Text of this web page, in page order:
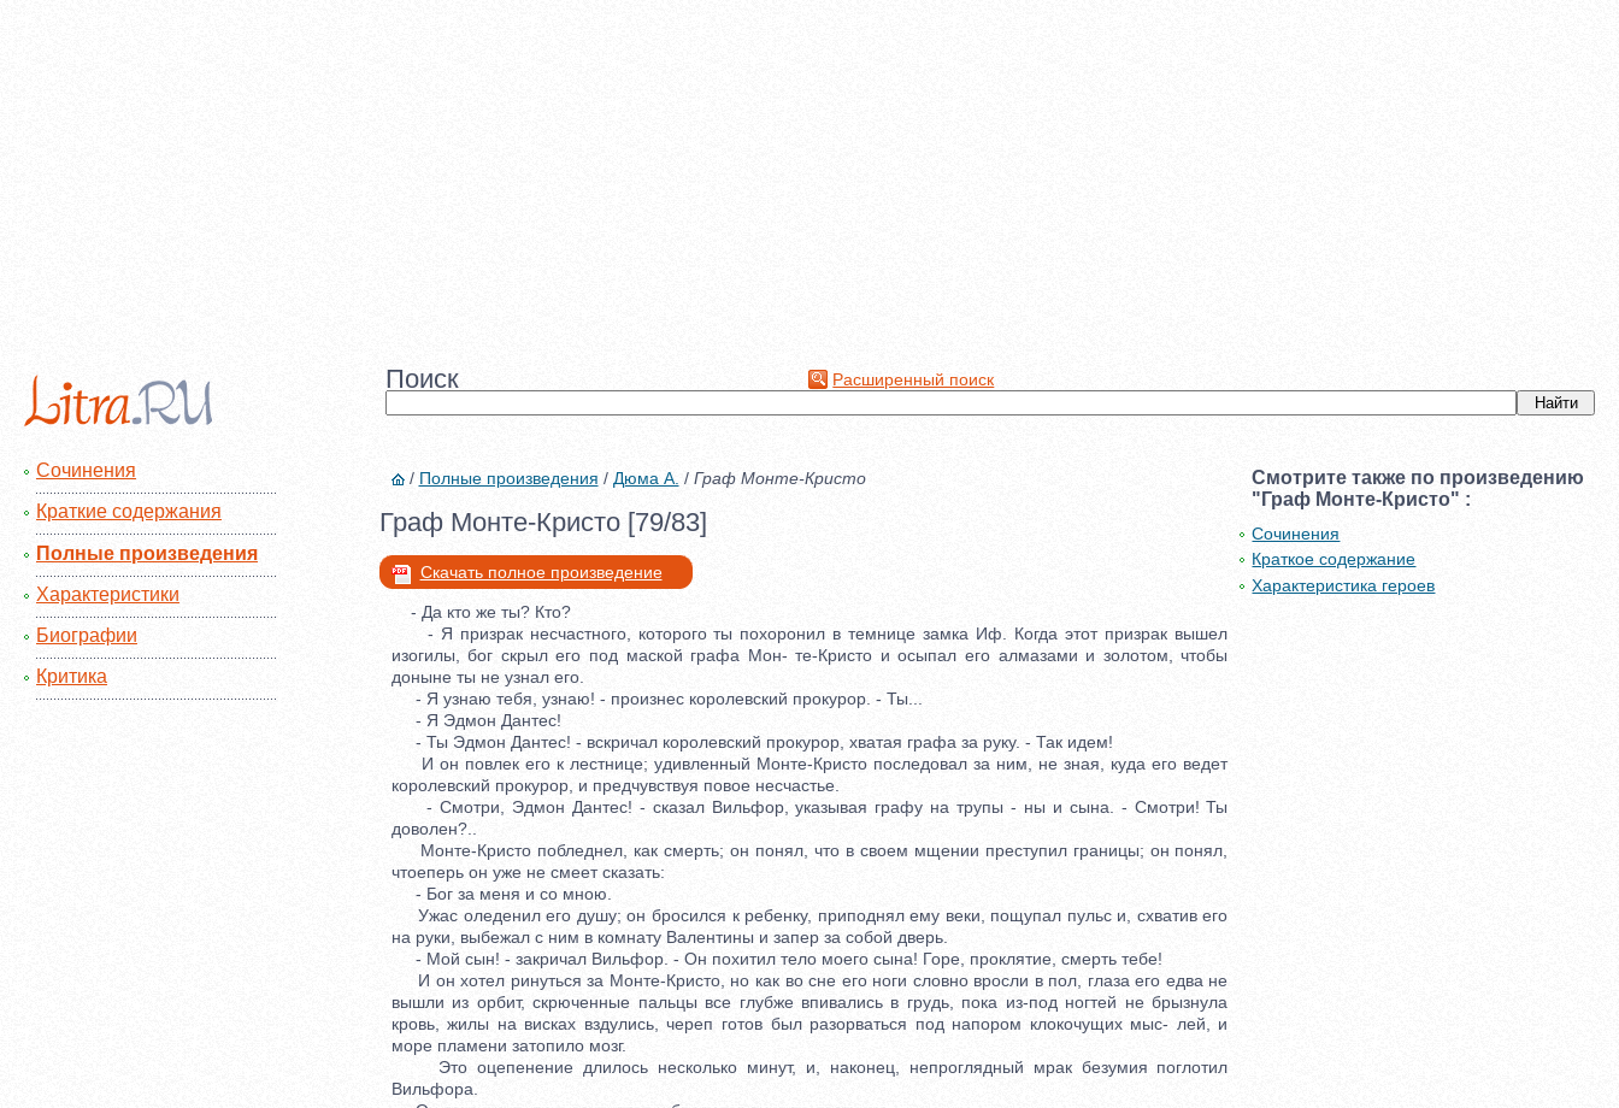
Поиск Расширенный поиск
Сочинения
Краткие содержания
Полные произведения
Характеристики
Биографии
Критика
/ Полные произведения / Дюма А. / Граф Монте-Кристо
Граф Монте-Кристо [79/83]
Скачать полное произведение
- Да кто же ты? Кто?
- Я призрак несчастного, которого ты похоронил в темнице замка Иф. Когда этот призрак вышел
изогилы, бог скрыл его под маской графа Мон- те-Кристо и осыпал его алмазами и золотом, чтобы
доныне ты не узнал его.
- Я узнаю тебя, узнаю! - произнес королевский прокурор. - Ты...
- Я Эдмон Дантес!
- Ты Эдмон Дантес! - вскричал королевский прокурор, хватая графа за руку. - Так идем!
И он повлек его к лестнице; удивленный Монте-Кристо последовал за ним, не зная, куда его ведет
королевский прокурор, и предчувствуя повое несчастье.
- Смотри, Эдмон Дантес! - сказал Вильфор, указывая графу на трупы - ны и сына. - Смотри! Ты
доволен?..
Монте-Кристо побледнел, как смерть; он понял, что в своем мщении преступил границы; он понял,
чтоеперь он уже не смеет сказать:
- Бог за меня и со мною.
Ужас оледенил его душу; он бросился к ребенку, приподнял ему веки, пощупал пульс и, схватив его
на руки, выбежал с ним в комнату Валентины и запер за собой дверь.
- Мой сын! - закричал Вильфор. - Он похитил тело моего сына! Горе, проклятие, смерть тебе!
И он хотел ринуться за Монте-Кристо, но как во сне его ноги словно вросли в пол, глаза его едва не
вышли из орбит, скрюченные пальцы все глубже впивались в грудь, пока из-под ногтей не брызнула
кровь, жилы на висках вздулись, череп готов был разорваться под напором клокочущих мыс- лей, и
море пламени затопило мозг.
Это оцепенение длилось несколько минут, и, наконец, непроглядный мрак безумия поглотил
Вильфора.
Смотрите также по произведению
"Граф Монте-Кристо" :
Сочинения
Краткое содержание
Характеристика героев